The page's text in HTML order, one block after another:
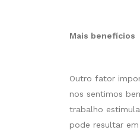
Mais benefícios
Outro fator
nos sentimos
trabalho
pode resultar